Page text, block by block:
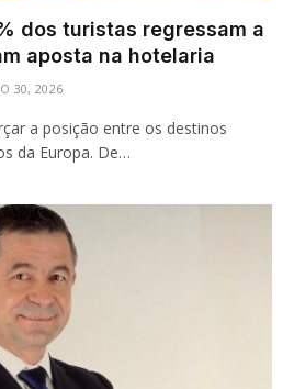
dos turistas regressam a
aposta na hotelaria
30, 2026
a posição entre os destinos
da Europa. De…